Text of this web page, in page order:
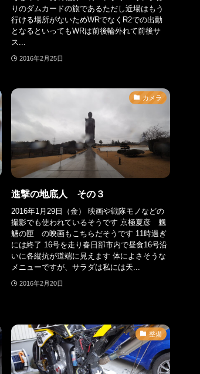
りのダムカードの旅であるただし近場はもう
行ける場所がないためWRでなくR2での出動
となるといってもWRは前後輪外れて前後サ
ス...
2016年2月25日
カメラ
進撃の地底人 その３
2016年1月29日（金） 映画や戦隊モノなどの
撮影でも使われているそうです 京極夏彦 魍
魎の匣 の映画もこちらだそうです 11時過ぎ
には終了 16号を走り春日部市内で昼食16号沿
いに各縦抗が道端に見えます 体によさそうな
メニューですが、サラダは私には天...
2016年2月20日
整備